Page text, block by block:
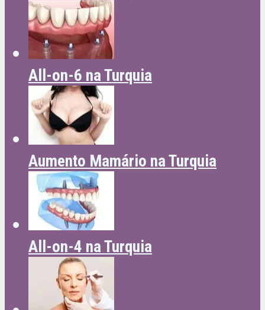
All-on-6 na Turquia
Aumento Mamário na Turquia
All-on-4 na Turquia